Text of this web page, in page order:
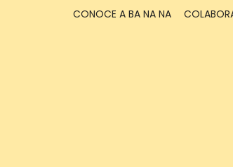
CONOCE A BA NA NA